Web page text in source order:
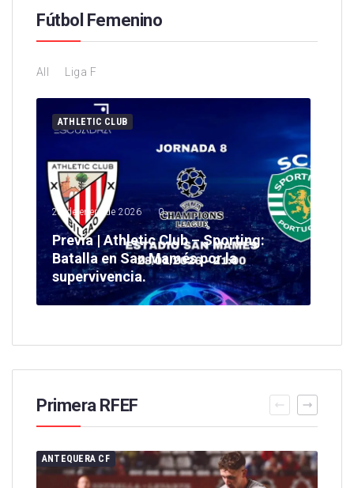
Fútbol Femenino
All Liga F
ATHLETIC CLUB
28 de enero de 2026 0
Previa | Athletic Club – Sporting:
Batalla en San Mamés por la
supervivencia.
Primera RFEF
ANTEQUERA CF